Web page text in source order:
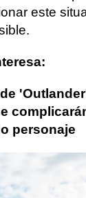
este
personaje
outlander